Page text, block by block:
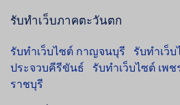
รับทำเว็บภาคตะวันตก
รับทำเว็บไซต์ กาญจนบุรี รับทำเว็
ประจวบคีรีขันธ์
รับทำเว็บไซต์ เพช
ราชบุรี